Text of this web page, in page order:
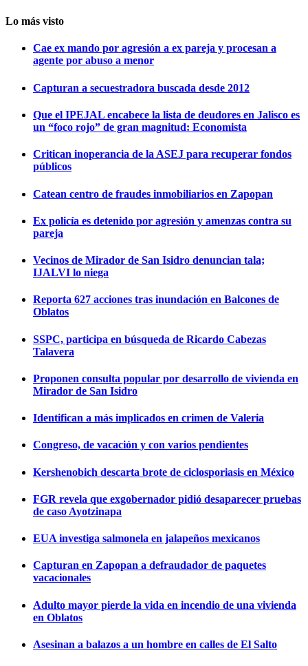
Lo más visto
Cae ex mando por agresión a ex pareja y procesan a
agente por abuso a menor
Capturan a secuestradora buscada desde 2012
Que el IPEJAL encabece la lista de deudores en Jalisco es
un “foco rojo” de gran magnitud: Economista
Critican inoperancia de la ASEJ para recuperar fondos
públicos
Catean centro de fraudes inmobiliarios en Zapopan
Ex policía es detenido por agresión y amenzas contra su
pareja
Vecinos de Mirador de San Isidro denuncian tala;
IJALVI lo niega
Reporta 627 acciones tras inundación en Balcones de
Oblatos
SSPC, participa en búsqueda de Ricardo Cabezas
Talavera
Proponen consulta popular por desarrollo de vivienda en
Mirador de San Isidro
Identifican a más implicados en crimen de Valeria
Congreso, de vacación y con varios pendientes
Kershenobich descarta brote de ciclosporiasis en México
FGR revela que exgobernador pidió desaparecer pruebas
de caso Ayotzinapa
EUA investiga salmonela en jalapeños mexicanos
Capturan en Zapopan a defraudador de paquetes
vacacionales
Adulto mayor pierde la vida en incendio de una vivienda
en Oblatos
Asesinan a balazos a un hombre en calles de El Salto